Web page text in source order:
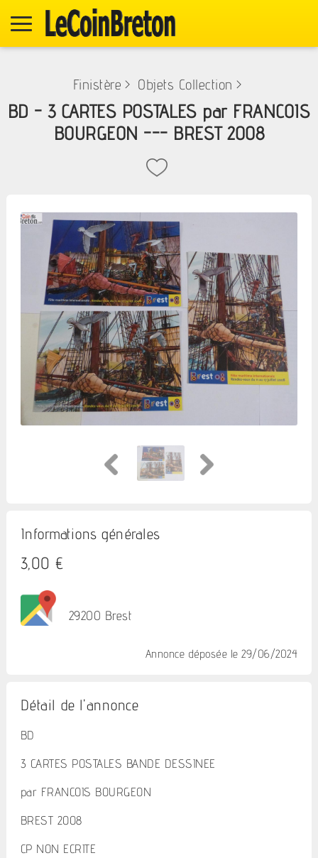
Finistère > Objets Collection >
BD - 3 CARTES POSTALES par FRANCOIS
BOURGEON --- BREST 2008
Informations générales
3,00 €
29200 Brest
Annonce déposée le 29/06/2024
Détail de l'annonce
BD
3 CARTES POSTALES BANDE DESSINEE
par FRANCOIS BOURGEON
BREST 2008
CP NON ECRITE